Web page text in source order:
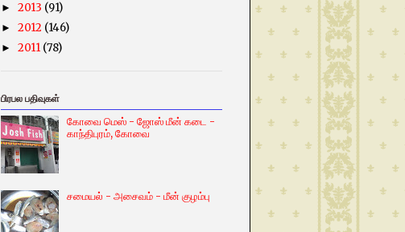
► 2013 (91)
► 2012 (146)
► 2011 (78)
பிரபல பதிவுகள்
கோவை மெஸ் - ஜோஸ் மீன் கடை -
காந்திபுரம், கோவை
சமையல் - அசைவம் - மீன் குழம்பு